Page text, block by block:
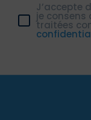
J’accepte
je consens
traitées